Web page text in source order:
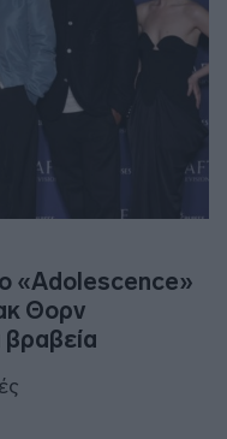
«Adolescence»
Θορν
βραβεία